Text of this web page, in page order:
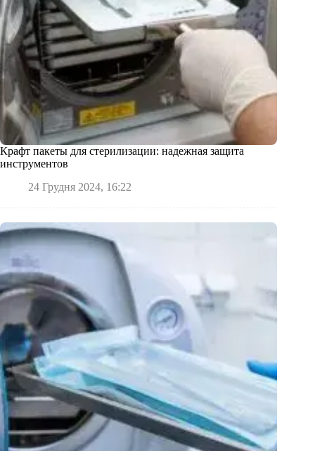
Крафт пакеты для стерилизации: надежная защита
инструментов
24 Грудня 2024, 16:22